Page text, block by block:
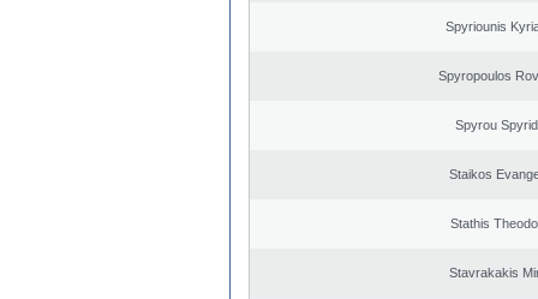
Spyriounis
Spyropoulos
Spyrou
Staikos
Stathis
Stavrakakis